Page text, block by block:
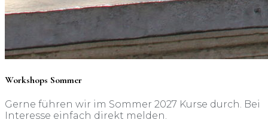
Workshops Sommer
Gerne führen wir im Sommer 2027 Kurse durch. Bei
Interesse einfach direkt melden.